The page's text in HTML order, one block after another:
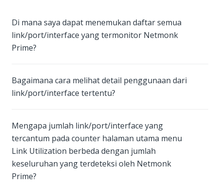
Di mana saya dapat menemukan daftar semua
link/port/interface yang termonitor Netmonk
Prime?
Bagaimana cara melihat detail penggunaan dari
link/port/interface tertentu?
Mengapa jumlah link/port/interface yang
tercantum pada counter halaman utama menu
Link Utilization berbeda dengan jumlah
keseluruhan yang terdeteksi oleh Netmonk
Prime?